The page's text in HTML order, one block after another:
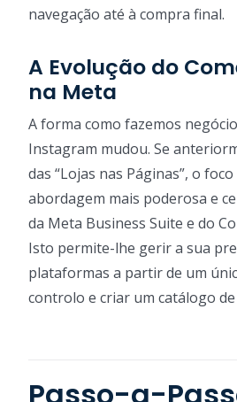
navegação até à compra final.
A Evolução do
na Meta
A forma como fazemos
Instagram mudou. Se
das “Lojas nas Páginas”, o
abordagem mais poderosa e
da Meta Business Suite e do
Isto permite-lhe gerir a sua
plataformas a partir de um
controlo e criar um catálogo